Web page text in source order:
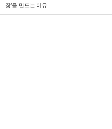
장’을 만드는 이유